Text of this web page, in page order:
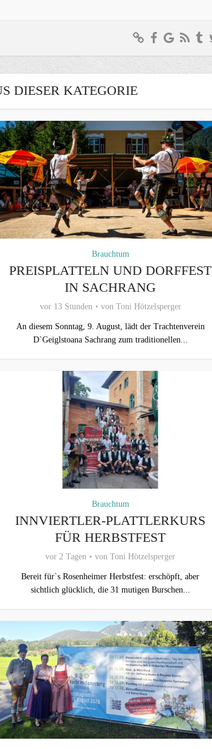
DIESER KATEGORIE
Brauchtum
PREISPLATTELN UND DORFFEST
IN SACHRANG
vor 13 Stunden von Toni Hötzelsperger
An diesem Sonntag, 9. August, lädt der Trachtenverein
D`Geiglstoana Sachrang zum traditionellen...
Brauchtum
INNVIERTLER-PLATTLERKURS
FÜR HERBSTFEST
vor 2 Tagen von Toni Hötzelsperger
Bereit für`s Rosenheimer Herbstfest: erschöpft, aber
sichtlich glücklich, die 31 mutigen Burschen...